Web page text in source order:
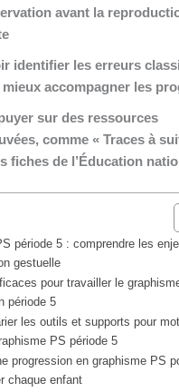
avant la
identifier les erreurs
accompagner les
sur des ressources
comme « Traces à
fiches de l’Éducation
période 5 : comprendre les
gestuelle
pour travailler le
période 5
les outils et supports pour
PS période 5
progression en graphisme PS
chaque enfant